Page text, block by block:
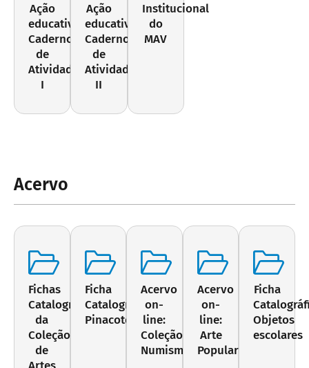
Ação
educativa:
Caderno
de
Atividade
I
Ação
educativa:
Caderno
de
Atividade
II
Institucional
do
MAV
Acervo
Fichas
Catalográficas
da
Coleção
de
Ficha
Catalográfica:
Pinacoteca
Acervo
on-
line:
Coleção
Numismática
Acervo
on-
line:
Arte
Popular
Ficha
Objetos
escolares